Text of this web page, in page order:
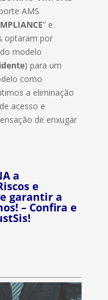
AMS
” e
optaram por
modelo
) para um
como
a eliminação
acesso e
de enxugar
a
e
garantir a
– Confira e